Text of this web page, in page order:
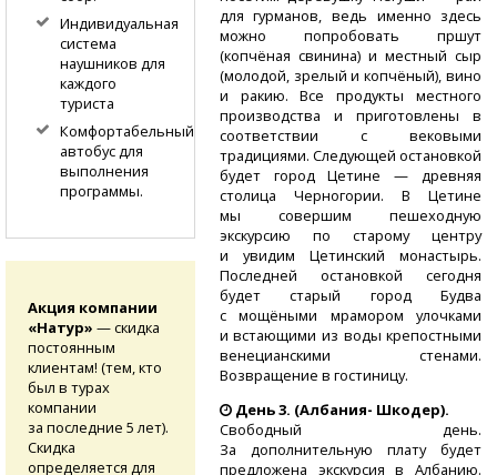
для гурманов, ведь именно здесь
можно попробовать пршут
(копчёная свинина) и местный сыр
(молодой, зрелый и копчёный), вино
и ракию. Все продукты местного
производства и приготовлены в
соответствии с вековыми
традициями. Следующей остановкой
будет город Цетине — древняя
столица Черногории. В Цетине
мы совершим пешеходную
экскурсию по старому центру
и увидим Цетинский монастырь.
Последней остановкой сегодня
будет старый город Будва
с мощёными мрамором улочками
и встающими из воды крепостными
венецианскими стенами.
Возвращение в гостиницу.
День 3. (Албания- Шкодер).
Свободный день.
За дополнительную плату будет
предложена экскурсия в Албанию.
Индивидуальная
система
наушников для
каждого
туриста
Комфортабельный
автобус для
выполнения
программы.
Акция компании
«Натур» — скидка
постоянным
клиентам! (тем, кто
был в турах
компании
за последние 5 лет).
Скидка
определяется для